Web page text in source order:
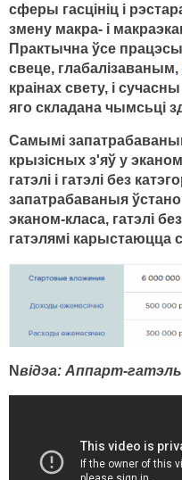
сферы гасцініц і
змену макра- і
Практычна ўсе
свеце, глабалізаваным,
краінах свету, і
яго складана чымсьці
Самымі
крызісных з'яў у
гатэлі і гатэлі без
запатрабаваныя
эканом-класа, гатэлі
гатэлямі карыстаюцца
Nвідэа: Аппарт-гатэль